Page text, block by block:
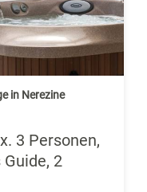
in Nerezine
3 Personen,
2